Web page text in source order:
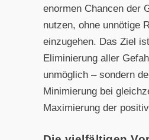
enormen Chancen der
nutzen, ohne unnötige
einzugehen. Das Ziel
Eliminierung aller
unmöglich – sondern
Minimierung bei
Maximierung der